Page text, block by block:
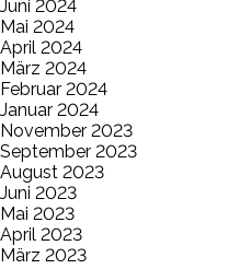
Juni 2024
Mai 2024
April 2024
März 2024
Februar 2024
Januar 2024
November 2023
September 2023
August 2023
Juni 2023
Mai 2023
April 2023
März 2023